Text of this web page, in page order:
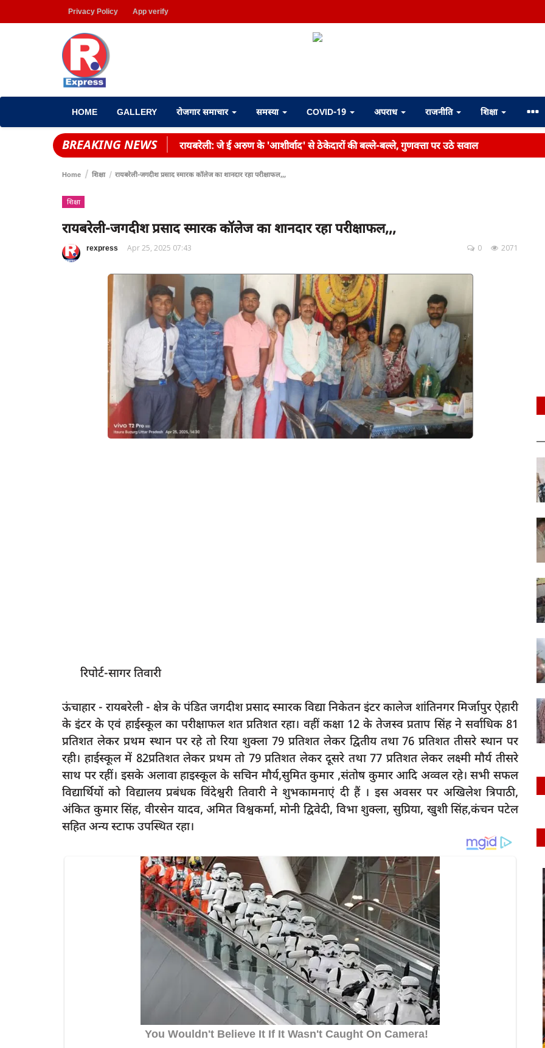
Privacy Policy App verify
HOME GALLERY रोजगार समाचार समस्या COVID-19 अपराध राजनीति शिक्षा
BREAKING NEWS रायबरेली: जे ई अरुण के 'आशीर्वाद' से ठेकेदारों की बल्ले-बल्ले, गुणवत्ता पर उठे सवाल
Home शिक्षा रायबरेली-जगदीश प्रसाद स्मारक कॉलेज का शानदार रहा परीक्षाफल,,,
शिक्षा
रायबरेली-जगदीश प्रसाद स्मारक कॉलेज का शानदार रहा परीक्षाफल,,,
rexpress Apr 25, 2025 07:43 2071
0
रिपोर्ट-सागर तिवारी
ऊंचाहार - रायबरेली - क्षेत्र के पंडित जगदीश प्रसाद स्मारक विद्या निकेतन इंटर कालेज शांतिनगर मिर्जापुर ऐहारी
के इंटर के एवं हाईस्कूल का परीक्षाफल शत प्रतिशत रहा। वहीं कक्षा 12 के तेजस्व प्रताप सिंह ने सर्वाधिक 81
प्रतिशत लेकर प्रथम स्थान पर रहे तो रिया शुक्ला 79 प्रतिशत लेकर द्वितीय तथा 76 प्रतिशत तीसरे स्थान पर
रही। हाईस्कूल में 82प्रतिशत लेकर प्रथम तो 79 प्रतिशत लेकर दूसरे तथा 77 प्रतिशत लेकर लक्ष्मी मौर्य तीसरे
साथ पर रहीं। इसके अलावा हाइस्कूल के सचिन मौर्य,सुमित कुमार ,संतोष कुमार आदि अव्वल रहे। सभी सफल
विद्यार्थियों को विद्यालय प्रबंधक विंदेश्वरी तिवारी ने शुभकामनाएं दी हैं । इस अवसर पर अखिलेश त्रिपाठी,
अंकित कुमार सिंह, वीरसेन यादव, अमित विश्वकर्मा, मोनी द्विवेदी, विभा शुक्ला, सुप्रिया, खुशी सिंह,कंचन पटेल
सहित अन्य स्टाफ उपस्थित रहा।
latest
रायबरेली-मकान पर गिरी आकाशीय बिजली , टूटकर
बिखर गई ईंटें...
rexpress Jul 6, 2024 0 503